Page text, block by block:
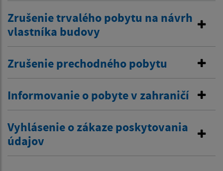
Zrušenie trvalého pobytu na návrh
vlastníka budovy
Zrušenie prechodného pobytu
Informovanie o pobyte v zahraničí
Vyhlásenie o zákaze poskytovania
údajov